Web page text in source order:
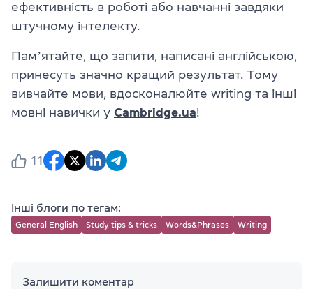
ефективність в роботі або навчанні завдяки
штучному інтелекту.
Памʼятайте, що запити, написані англійською,
принесуть значно кращий результат. Тому
вивчайте мови, вдосконалюйте writing та інші
мовні навички у Cambridge.ua!
11
Інші блоги по тегам:
General English Study tips & tricks Words&Phrases Writing
Залишити коментар